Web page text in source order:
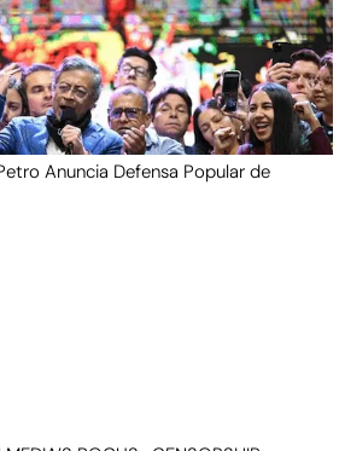
Anuncia Defensa Popular de